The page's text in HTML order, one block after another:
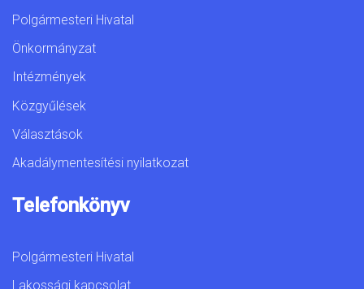
Polgármesteri Hivatal
Önkormányzat
Intézmények
Közgyűlések
Választások
Akadálymentesítési nyilatkozat
Telefonkönyv
Polgármesteri Hivatal
Lakossági kapcsolat